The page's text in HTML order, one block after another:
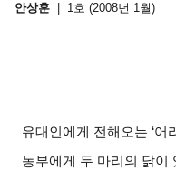
안상훈 1호 (2008년 1월)
유대인에게 전해오는 ‘어
농부에게 두 마리의 닭이